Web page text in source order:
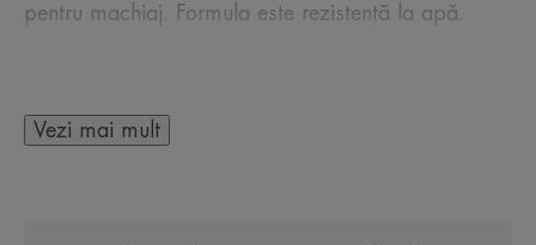
pentru machiaj. Formula este rezistentă la apă.
TriAsorB™, un filtru solar cu spectru ultra-larg,
Vezi mai mult